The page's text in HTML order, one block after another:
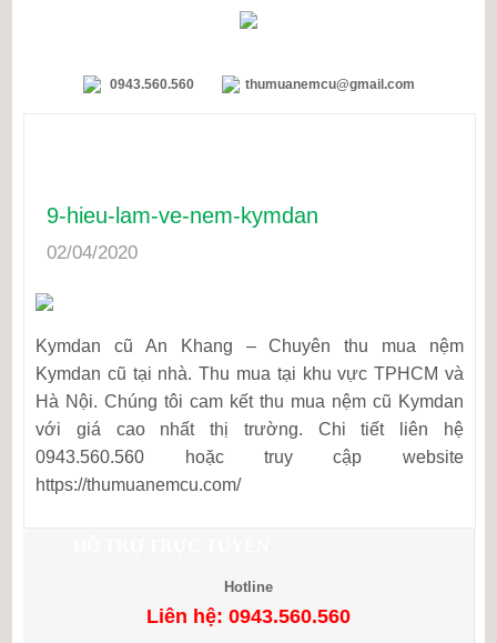
0943.560.560 thumuanemcu@gmail.com
9-hieu-lam-ve-nem-kymdan
02/04/2020
Kymdan cũ An Khang – Chuyên thu mua nệm
Kymdan cũ tại nhà. Thu mua tại khu vực TPHCM và
Hà Nội. Chúng tôi cam kết thu mua nệm cũ Kymdan
với giá cao nhất thị trường. Chi tiết liên hệ
0943.560.560 hoặc truy cập website
https://thumuanemcu.com/
Hotline
Liên hệ: 0943.560.560